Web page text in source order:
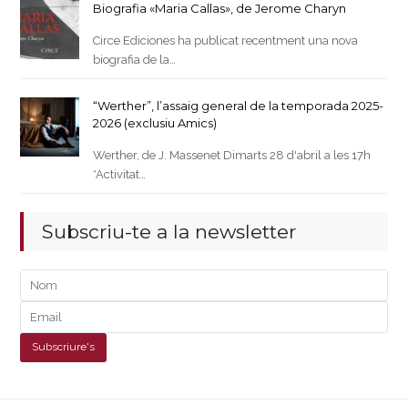
Biografia «Maria Callas», de Jerome Charyn
Circe Ediciones ha publicat recentment una nova
biografia de la…
“Werther”, l’assaig general de la temporada 2025-
2026 (exclusiu Amics)
Werther, de J. Massenet Dimarts 28 d'abril a les 17h
*Activitat…
Subscriu-te a la newsletter